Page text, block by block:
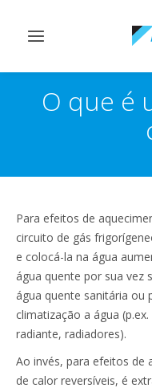
Comutar
O que é
Para efeitos de
circuito de gás
e colocá-la na água
água quente por sua vez
água quente sanitária ou
climatização a água
radiante, radiadores).
Ao invés, para efeitos de
de calor reversíveis, é